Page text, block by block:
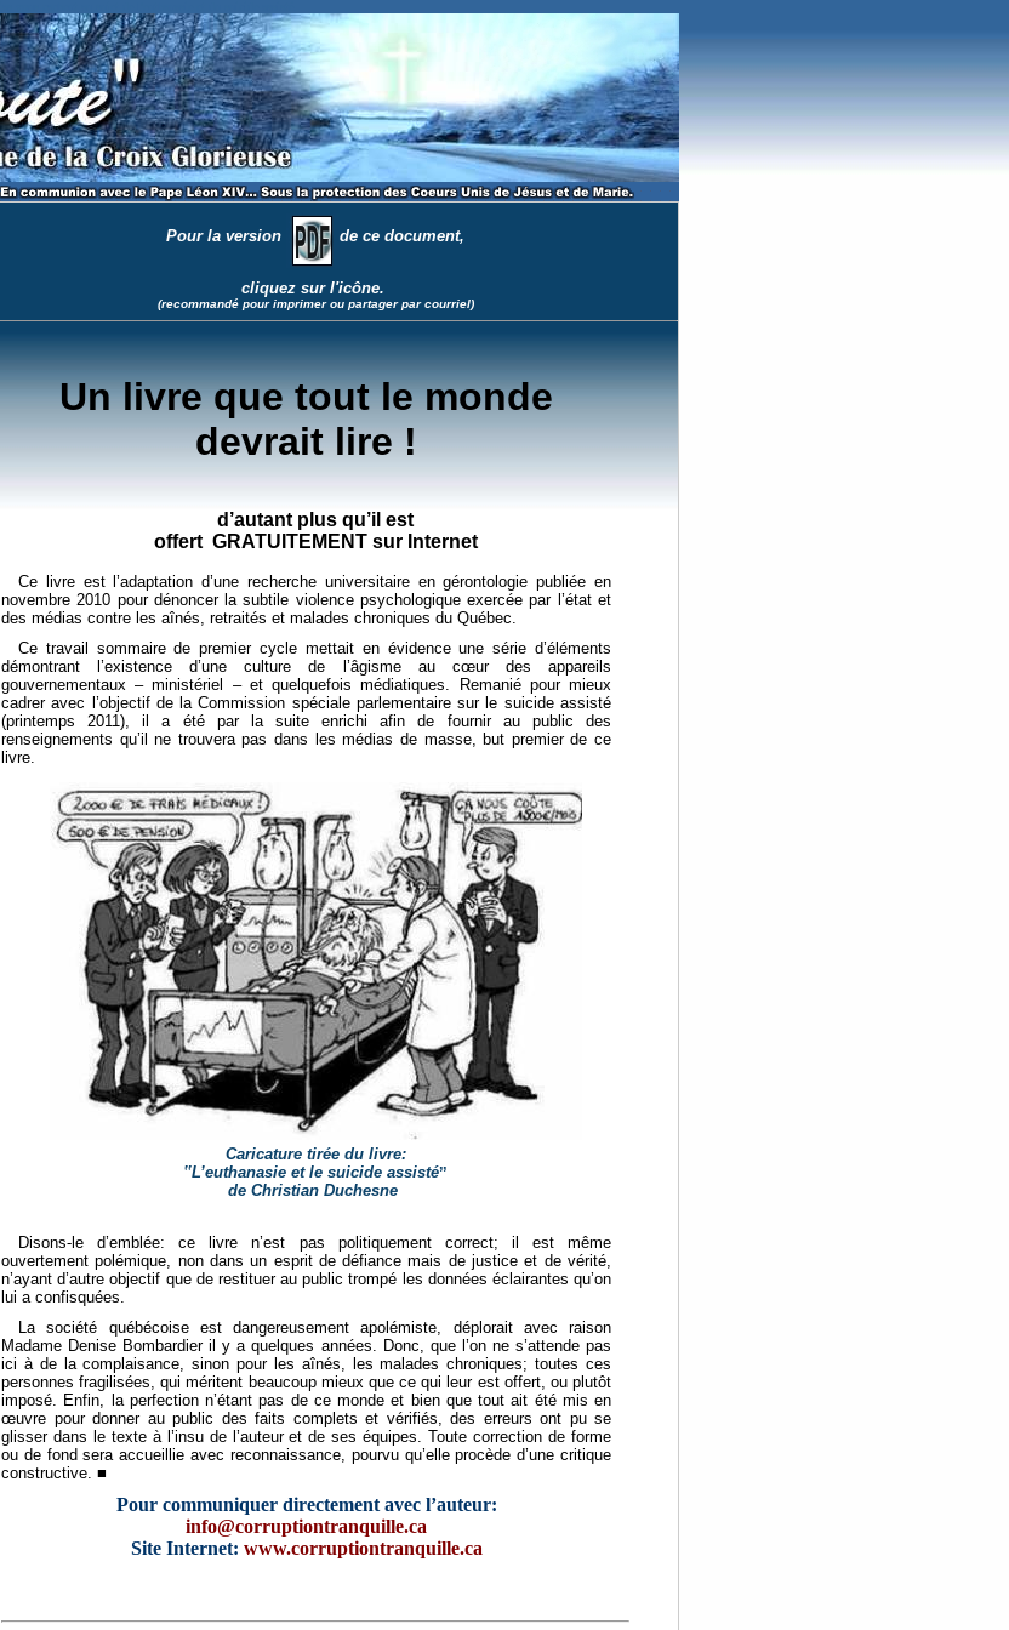
Pour la version de ce document,
cliquez sur l'icône.
(recommandé pour imprimer ou partager par courriel)
Un livre que tout le monde
devrait lire !
d’autant plus qu’il est
offert GRATUITEMENT sur Internet
Ce livre est l’adaptation d’une recherche universitaire en gérontologie publiée en
novembre 2010 pour dénoncer la subtile violence psychologique exercée par l’état et
des médias contre les aînés, retraités et malades chroniques du Québec.
Ce travail sommaire de premier cycle mettait en évidence une série d’éléments
démontrant l’existence d’une culture de l’âgisme au cœur des appareils
gouvernementaux – ministériel – et quelquefois médiatiques. Remanié pour mieux
cadrer avec l’objectif de la Commission spéciale parlementaire sur le suicide assisté
(printemps 2011), il a été par la suite enrichi afin de fournir au public des
renseignements qu’il ne trouvera pas dans les médias de masse, but premier de ce
livre.
Caricature tirée du livre:
‟L’euthanasie et le suicide assistéˮ
de Christian Duchesne
Disons-le d’emblée: ce livre n’est pas politiquement correct; il est même
ouvertement polémique, non dans un esprit de défiance mais de justice et de vérité,
n’ayant d’autre objectif que de restituer au public trompé les données éclairantes qu’on
lui a confisquées.
La société québécoise est dangereusement apolémiste, déplorait avec raison
Madame Denise Bombardier il y a quelques années. Donc, que l’on ne s’attende pas
ici à de la complaisance, sinon pour les aînés, les malades chroniques; toutes ces
personnes fragilisées, qui méritent beaucoup mieux que ce qui leur est offert, ou plutôt
imposé. Enfin, la perfection n’étant pas de ce monde et bien que tout ait été mis en
œuvre pour donner au public des faits complets et vérifiés, des erreurs ont pu se
glisser dans le texte à l’insu de l’auteur et de ses équipes. Toute correction de forme
ou de fond sera accueillie avec reconnaissance, pourvu qu’elle procède d’une critique
constructive. ■
Pour communiquer directement avec l’auteur:
info@corruptiontranquille.ca
Site Internet: www.corruptiontranquille.ca